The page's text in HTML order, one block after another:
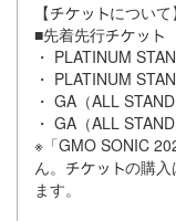
【
について
■先着先行
・ PLATINUM
・ PLATINUM
・ GA（ALL
・ GA（ALL
※「GMO SONIC
ん。
の購入
ます。